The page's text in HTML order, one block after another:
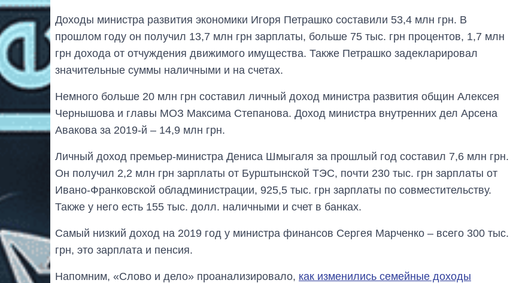
Доходы министра развития экономики Игоря Петрашко составили 53,4 млн грн. В
прошлом году он получил 13,7 млн грн зарплаты, больше 75 тыс. грн процентов, 1,7 млн
грн дохода от отчуждения движимого имущества. Также Петрашко задекларировал
значительные суммы наличными и на счетах.
Немного больше 20 млн грн составил личный доход министра развития общин Алексея
Чернышова и главы МОЗ Максима Степанова. Доход министра внутренних дел Арсена
Авакова за 2019-й – 14,9 млн грн.
Личный доход премьер-министра Дениса Шмыгаля за прошлый год составил 7,6 млн грн.
Он получил 2,2 млн грн зарплаты от Бурштынской ТЭС, почти 230 тыс. грн зарплаты от
Ивано-Франковской обладминистрации, 925,5 тыс. грн зарплаты по совместительству.
Также у него есть 155 тыс. долл. наличными и счет в банках.
Самый низкий доход на 2019 год у министра финансов Сергея Марченко – всего 300 тыс.
грн, это зарплата и пенсия.
Напомним, «Слово и дело» проанализировало, как изменились семейные доходы